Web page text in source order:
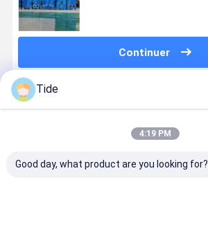
Continuer
Produits Recommandés
Tide
4:19 PM
Good day, what product are you looking for?